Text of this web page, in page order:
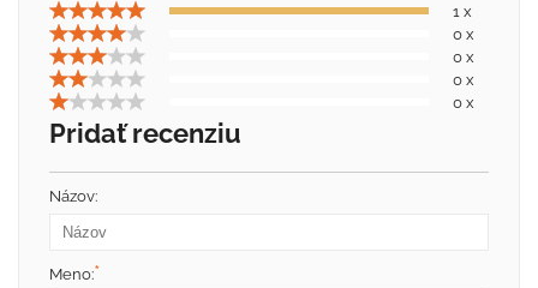
1 x
0 x
0 x
0 x
0 x
Pridať recenziu
Názov:
Meno:*